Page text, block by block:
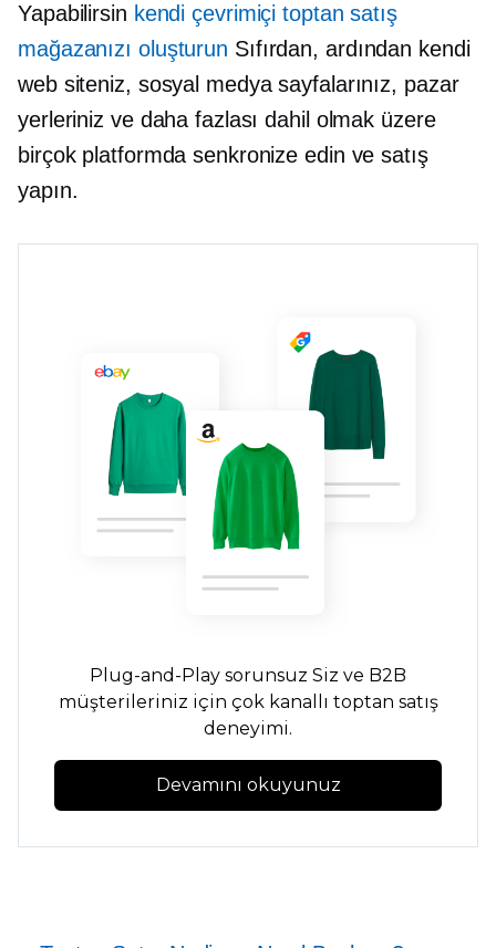
Yapabilirsin kendi çevrimiçi toptan satış
mağazanızı oluşturun Sıfırdan, ardından kendi
web siteniz, sosyal medya sayfalarınız, pazar
yerleriniz ve daha fazlası dahil olmak üzere
birçok platformda senkronize edin ve satış
yapın.
Plug-and-Play sorunsuz Siz ve B2B
müşterileriniz için çok kanallı toptan satış
deneyimi.
Devamını okuyunuz